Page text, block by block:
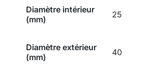
Diamètre intérieur
(mm)
25
Diamètre extérieur
(mm)
40